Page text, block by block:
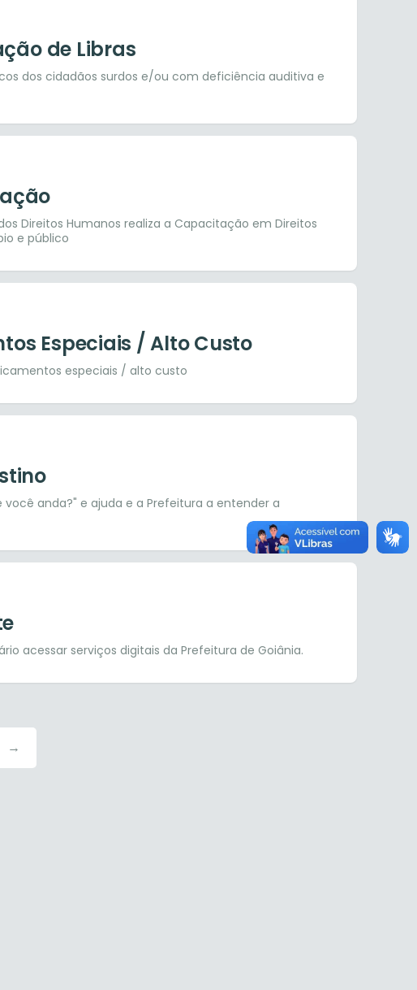
de Libras
dos cidadãos surdos e/ou com deficiência auditiva e
Direitos Humanos realiza a Capacitação em Direitos
e público
Especiais / Alto Custo
especiais / alto custo
você anda?" e ajuda e a Prefeitura a entender a
acessar serviços digitais da Prefeitura de Goiânia.
→